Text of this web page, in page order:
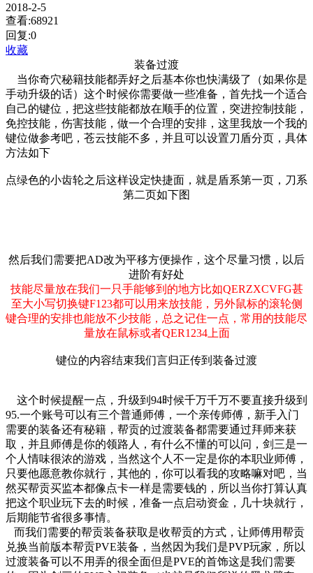
2018-2-5
查看:68921
回复:0
收藏
装备过渡
当你奇穴秘籍技能都弄好之后基本你也快满级了（如果你是
手动升级的话）这个时候你需要做一些准备，首先找一个适合
自己的键位，把这些技能都放在顺手的位置，突进控制技能，
免控技能，伤害技能，做一个合理的安排，这里我放一个我的
键位做参考吧，苍云技能不多，并且可以设置刀盾分页，具体
方法如下
点绿色的小齿轮之后这样设定快捷面，就是盾系第一页，刀系
第二页如下图
然后我们需要把AD改为平移方便操作，这个尽量习惯，以后
进阶有好处
技能尽量放在我们一只手能够到的地方比如QERZXCVFG甚
至大小写切换键F123都可以用来放技能，另外鼠标的滚轮侧
键合理的安排也能放不少技能，总之记住一点，常用的技能尽
量放在鼠标或者QER1234上面
键位的内容结束我们言归正传到装备过渡
这个时候提醒一点，升级到94时候千万千万不要直接升级到
95.一个账号可以有三个普通师傅，一个亲传师傅，新手入门
需要的装备还有秘籍，帮贡的过渡装备都需要通过拜师来获
取，并且师傅是你的领路人，有什么不懂的可以问，剑三是一
个人情味很浓的游戏，当然这个人不一定是你的本职业师傅，
只要他愿意教你就行，其他的，你可以看我的攻略嘛对吧，当
然买帮贡买监本都像点卡一样是需要钱的，所以当你打算认真
把这个职业玩下去的时候，准备一点启动资金，几十块就行，
后期能节省很多事情。
而我们需要的帮贡装备获取是收帮贡的方式，让师傅用帮贡
兑换当前版本帮贡PVE装备，当然因为我们是PVP玩家，所以
过渡装备可以不用弄的很全面但是PVE的首饰这是我们需要